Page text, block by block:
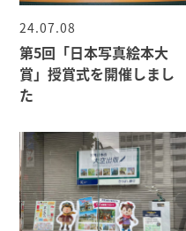
24.07.08
第5回「日本写真絵本大
賞」授賞式を開催しまし
た